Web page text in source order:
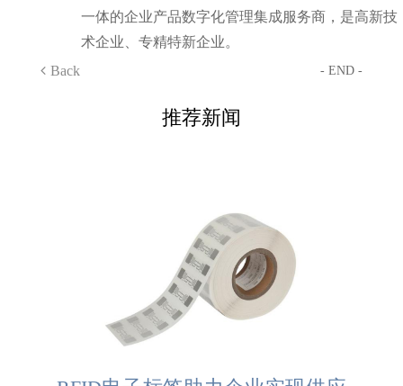
一体的企业产品数字化管理集成服务商，是高新技
术企业、专精特新企业。
Back
- END -
推荐新闻